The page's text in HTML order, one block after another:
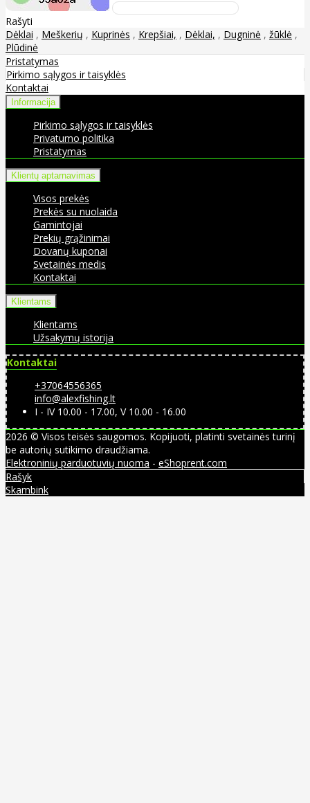
Rašyti
Dėklai , Meškerių , Kuprinės , Krepšiai, , Dėklai, , Dugninė , žūklė ,
Plūdinė
Pristatymas
Pirkimo sąlygos ir taisyklės
Kontaktai
Informacija
Pirkimo sąlygos ir taisyklės
Privatumo politika
Pristatymas
Klientų aptarnavimas
Visos prekės
Prekės su nuolaida
Gamintojai
Prekių grąžinimai
Dovanų kuponai
Svetainės medis
Kontaktai
Klientams
Klientams
Užsakymų istorija
Kontaktai
+37064556365
info@alexfishing.lt
I - IV 10.00 - 17.00, V 10.00 - 16.00
2026 © Visos teisės saugomos. Kopijuoti, platinti svetainės turinį
be autorių sutikimo draudžiama.
Elektroninių parduotuvių nuoma - eShoprent.com
Rašyk
Skambink